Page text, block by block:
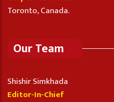
Toronto, Canada.
Our Team
Shishir Simkhada
Editor-In-Chief